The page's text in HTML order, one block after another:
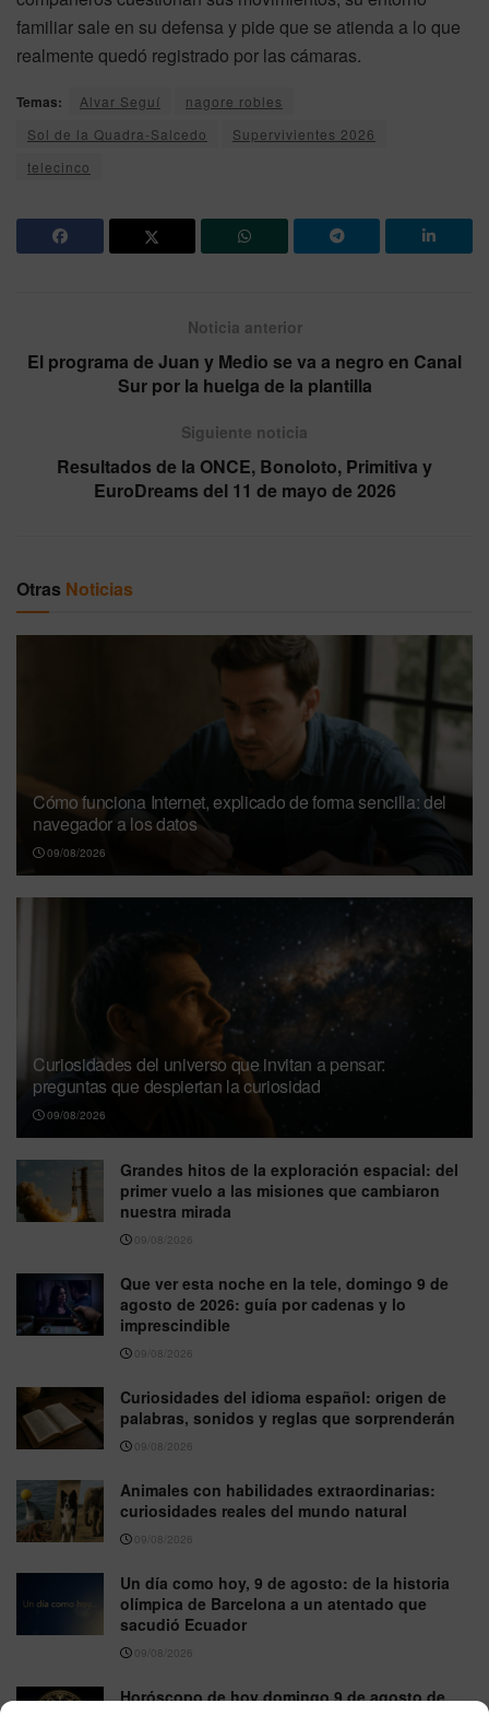
familiar sale en su defensa y pide que se atienda a lo que
realmente quedó registrado por las cámaras.
Temas: Alvar Seguí
nagore robles
Sol de la Quadra-Salcedo
Supervivientes 2026
telecinco
Noticia anterior
El programa de Juan y Medio se va a negro en Canal
Sur por la huelga de la plantilla
Siguiente noticia
Resultados de la ONCE, Bonoloto, Primitiva y
EuroDreams del 11 de mayo de 2026
Otras Noticias
Cómo funciona Internet, explicado de forma sencilla: del
navegador a los datos
09/08/2026
Curiosidades del universo que invitan a pensar:
preguntas que despiertan la curiosidad
09/08/2026
Grandes hitos de la exploración espacial: del
primer vuelo a las misiones que cambiaron
nuestra mirada
09/08/2026
Que ver esta noche en la tele, domingo 9 de
agosto de 2026: guía por cadenas y lo
imprescindible
09/08/2026
Curiosidades del idioma español: origen de
palabras, sonidos y reglas que sorprenderán
09/08/2026
Animales con habilidades extraordinarias:
curiosidades reales del mundo natural
09/08/2026
Un día como hoy, 9 de agosto: de la historia
olímpica de Barcelona a un atentado que
sacudió Ecuador
09/08/2026
Horóscopo de hoy domingo 9 de agosto de